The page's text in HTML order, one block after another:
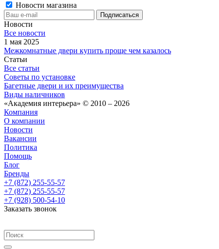
Новости магазина
Новости
Все новости
1 мая 2025
Межкомнатные двери купить проще чем казалось
Статьи
Все статьи
Советы по установке
Багетные двери и их преимущества
Виды наличников
«Академия интерьера» © 2010 – 2026
Компания
О компании
Новости
Вакансии
Политика
Помощь
Блог
Бренды
+7 (872) 255-55-57
+7 (872) 255-55-57
+7 (928) 500-54-10
Заказать звонок